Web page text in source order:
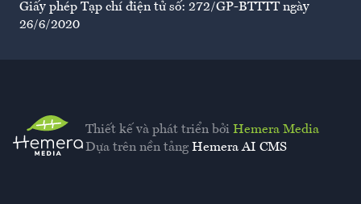
Giấy phép Tạp chí điện tử số: 272/GP-BTTTT ngày
26/6/2020
Thiết kế và phát triển bởi Hemera Media
Dựa trên nền tảng Hemera AI CMS